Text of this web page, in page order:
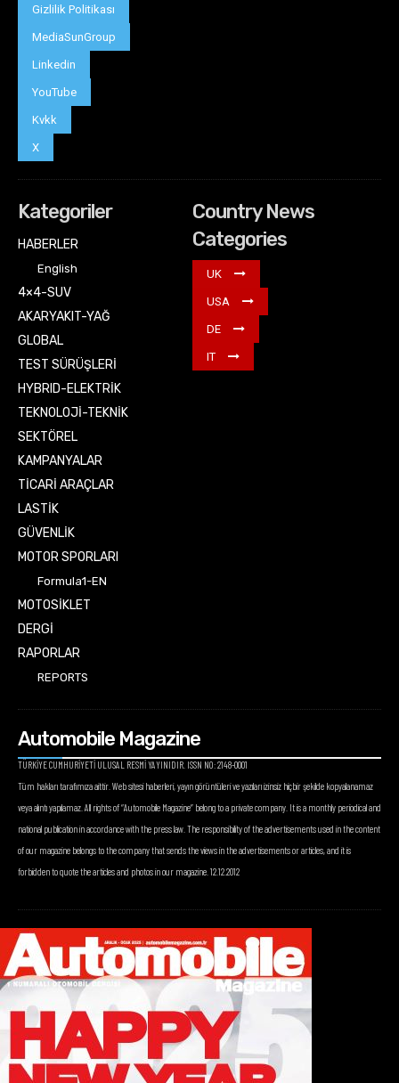
Gizlilik Politikası
MediaSunGroup
Linkedin
YouTube
Kvkk
X
Kategoriler
HABERLER
English
4×4-SUV
AKARYAKIT-YAĞ
GLOBAL
TEST SÜRÜŞLERİ
HYBRID-ELEKTRİK
TEKNOLOJİ-TEKNİK
SEKTÖREL
KAMPANYALAR
TİCARİ ARAÇLAR
LASTİK
GÜVENLİK
MOTOR SPORLARI
Formula1-EN
MOTOSİKLET
DERGİ
RAPORLAR
REPORTS
Country News
Categories
UK
USA
DE
IT
Automobile Magazine
TÜRKİYE CUMHURİYETİ ULUSAL RESMİ YAYINIDIR. ISSN NO: 2148-0001
Tüm hakları tarafımıza aittir. Web sitesi haberleri, yayın görüntüleri ve yazıları izinsiz hiçbir şekilde kopyalanamaz
veya alıntı yapılamaz. All rights of “Automobile Magazine” belong to a private company. It is a monthly periodical and
national publication in accordance with the press law. The responsibility of the advertisements used in the content
of our magazine belongs to the company that sends the views in the advertisements or articles, and it is
forbidden to quote the articles and photos in our magazine. 12.12.2012